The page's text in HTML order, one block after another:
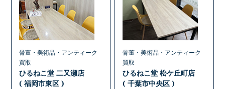
骨董・美術品・アンティーク
買取
ひるねこ堂 二又瀬店
( 福岡市東区 )
骨董・美術品・アンティーク
買取
ひるねこ堂 松ケ丘町店
( 千葉市中央区 )